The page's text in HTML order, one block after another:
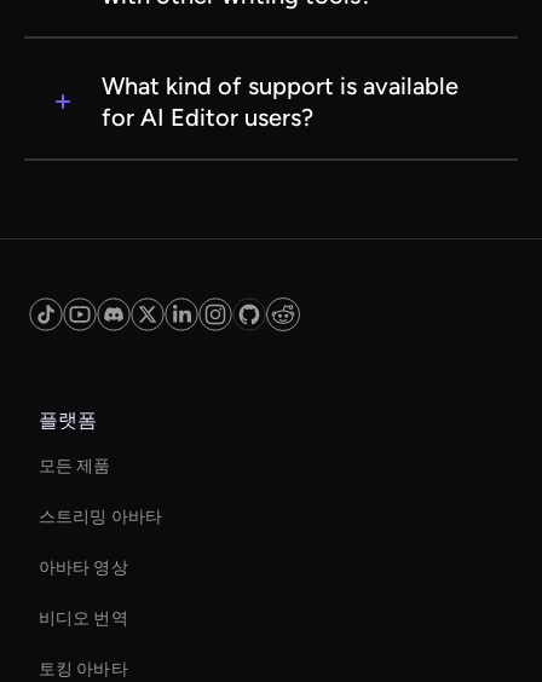
and customer support to assist you in
maximizing the tool's capabilities.
popular writing and content management tools,
enhancing your existing workflow. It supports
smooth editing experience across different
What kind of support is available
for AI Editor users?
base, live chat support, and email assistance.
with any questions or issues you may
encounter, ensuring you have the resources
플랫폼
모든 제품
스트리밍 아바타
아바타 영상
비디오 번역
토킹 아바타